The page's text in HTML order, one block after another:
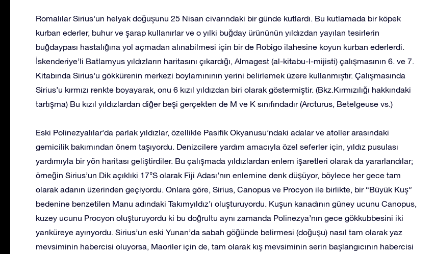
Romalılar Sirius’un helyak doğuşunu 25 Nisan civarındaki bir günde kutlardı. Bu kutlamada bir köpek
kurban ederler, buhur ve şarap kullanırlar ve o yılki buğday ürününün yıldızdan yayılan tesirlerin
buğdaypası hastalığına yol açmadan alınabilmesi için bir de Robigo ilahesine koyun kurban ederlerdi.
İskenderiye’li Batlamyus yıldızların haritasını çıkardığı, Almagest (al-kitabu-l-mijisti) çalışmasının 6. ve 7.
Kitabında Sirius’u gökkürenin merkezi boylamınının yerini belirlemek üzere kullanmıştır. Çalışmasında
Sirius’u kırmızı renkte boyayarak, onu 6 kızıl yıldızdan biri olarak göstermiştir. (Bkz.Kırmızılığı hakkındaki
tartışma) Bu kızıl yıldızlardan diğer beşi gerçekten de M ve K sınıfındadır (Arcturus, Betelgeuse vs.)
Eski Polinezyalılar’da parlak yıldızlar, özellikle Pasifik Okyanusu’ndaki adalar ve atoller arasındaki
gemicilik bakımından önem taşıyordu. Denizcilere yardım amacıyla özel seferler için, yıldız pusulası
yardımıyla bir yön haritası geliştirdiler. Bu çalışmada yıldızlardan enlem işaretleri olarak da yararlandılar;
örneğin Sirius’un Dik açıklıki 17°S olarak Fiji Adası’nın enlemine denk düşüyor, böylece her gece tam
olarak adanın üzerinden geçiyordu. Onlara göre, Sirius, Canopus ve Procyon ile birlikte, bir “Büyük Kuş”
bedenine benzetilen Manu adındaki Takımyıldız’ı oluşturuyordu. Kuşun kanadının güney ucunu Canopus,
kuzey ucunu Procyon oluşturuyordu ki bu doğrultu aynı zamanda Polinezya’nın gece gökkubbesini iki
yarıküreye ayırıyordu. Sirius’un eski Yunan’da sabah göğünde belirmesi (doğuşu) nasıl tam olarak yaz
mevsiminin habercisi oluyorsa, Maoriler için de, tam olarak kış mevsiminin serin başlangıcının habercisi